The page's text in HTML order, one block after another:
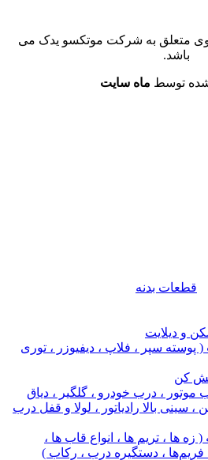
متعلق به شرکت موتکسو یدک می
باشد.
توسط ماه سایت
قطعات بدنه
و دیلایت
پوسته سپر ، فلاپ ، دیفیوزر ، توری
کن
موتور ، درب خودرو ، گلگیر ، دیاق
سینی بالا رادیاتور ، لولا و قفل درب
( زه ها ، تریم ها ، انواع قاب ها ،
، دستگیره درب ، رکاب )